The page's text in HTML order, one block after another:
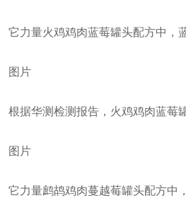
它力量火鸡鸡肉蓝莓罐头配方中，
图片
根据华测检测报告，火鸡鸡肉蓝莓
图片
它力量鹧鸪鸡肉蔓越莓罐头配方中